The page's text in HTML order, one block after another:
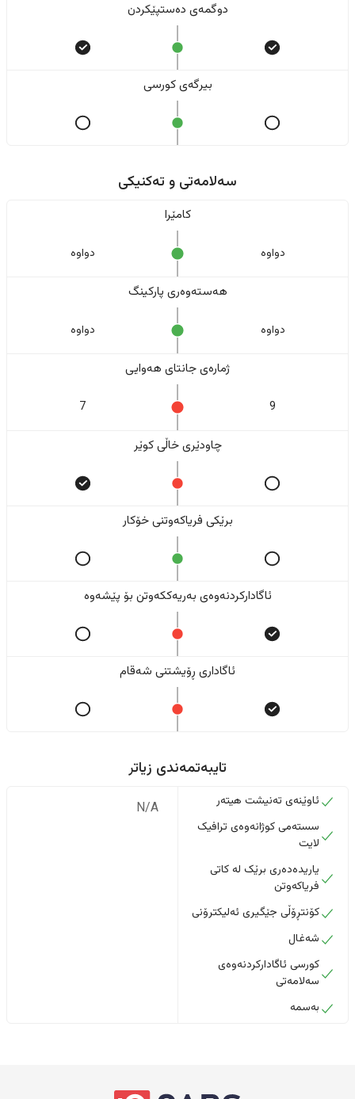
دوگمەی دەستپێکردن
بیرگەی کورسی
سەلامەتی و تەکنیکی
کامێرا
دواوە دواوە
هەستەوەری پارکینگ
دواوە دواوە
ژمارەی جانتای هەوایی
9
7
چاودێری خاڵی کوێر
برێکی فریاکەوتنی خۆکار
ئاگادارکردنەوەی بەریەککەوتن بۆ پێشەوە
ئاگاداری ڕۆیشتنی شەقام
تایبەتمەندی زیاتر
ئاوێنەی تەنیشت هیتەر
سستەمی کوژانەوەی ترافیک
لایت
یاریدەدەری برێک لە کاتی
فریاکەوتن
کۆنتڕۆڵی جێگیری ئەلیکترۆنی
شەغال
کورسی ئاگادارکردنەوەی
سەلامەتی
بەسمە
N/A